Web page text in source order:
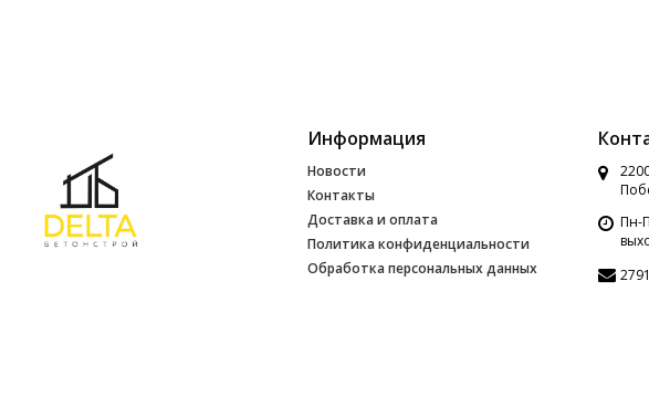
Информация
Новости
Контакты
Доставка и оплата
Политика конфиденциальности
Обработка персональных данных
Пн-